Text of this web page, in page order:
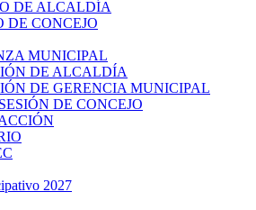
DE ALCALDÍA
DE CONCEJO
MUNICIPAL
DE ALCALDÍA
DE GERENCIA MUNICIPAL
DE CONCEJO
2027